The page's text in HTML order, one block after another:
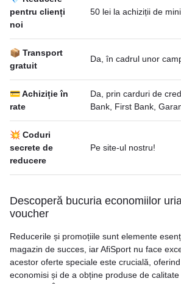
pentru clienți
noi
50 lei la achiziții de
📦 Transport
gratuit
Da, în cadrul unor
💳 Achiziție în
rate
Da, prin carduri de
Bank, First Bank,
💥 Coduri
secrete de
reducere
Pe site-ul nostru!
Descoperă bucuria economiilor
voucher
Reducerile și promoțiile sunt elemente
magazin de succes, iar AfiSport nu face
acestor oferte speciale este crucială,
economisi și de a obține produse de